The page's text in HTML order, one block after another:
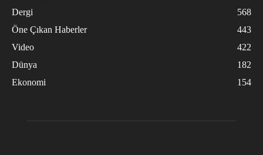
Dergi
568
Öne Çıkan Haberler
443
Video
422
Dünya
182
Ekonomi
154